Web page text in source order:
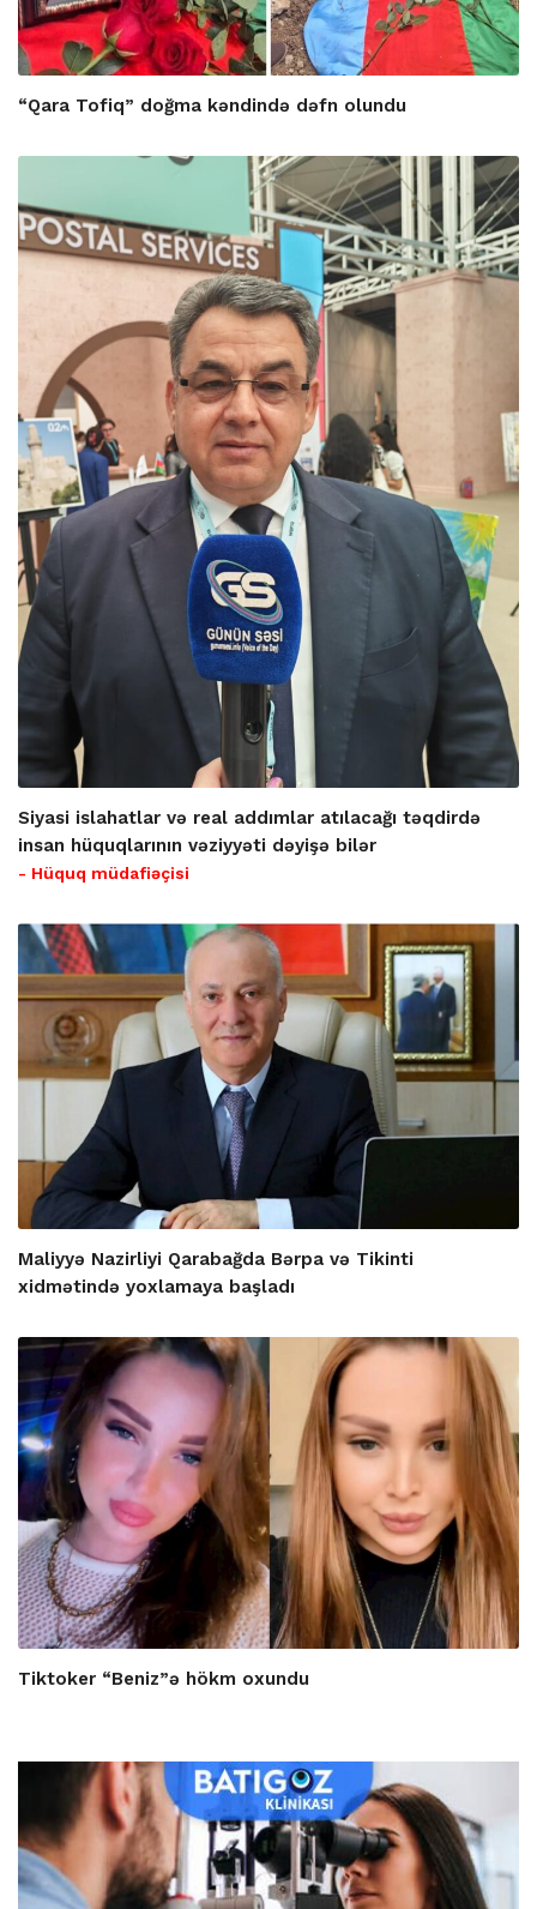
“Qara Tofiq” doğma kəndində dəfn olundu
Siyasi islahatlar və real addımlar atılacağı təqdirdə
insan hüquqlarının vəziyyəti dəyişə bilər
- Hüquq müdafiəçisi
Maliyyə Nazirliyi Qarabağda Bərpa və Tikinti
xidmətində yoxlamaya başladı
Tiktoker “Beniz”ə hökm oxundu